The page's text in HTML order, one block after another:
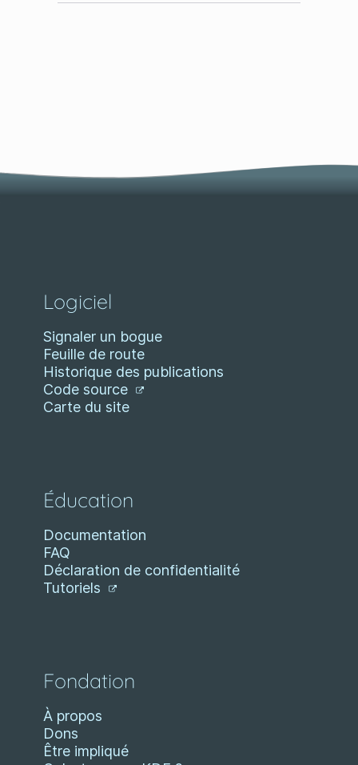
Logiciel
Signaler un bogue
Feuille de route
Historique des publications
Code source
Carte du site
Éducation
Documentation
FAQ
Déclaration de confidentialité
Tutoriels
Fondation
À propos
Dons
Être impliqué